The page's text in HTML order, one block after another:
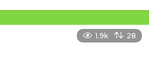
1.9k 28